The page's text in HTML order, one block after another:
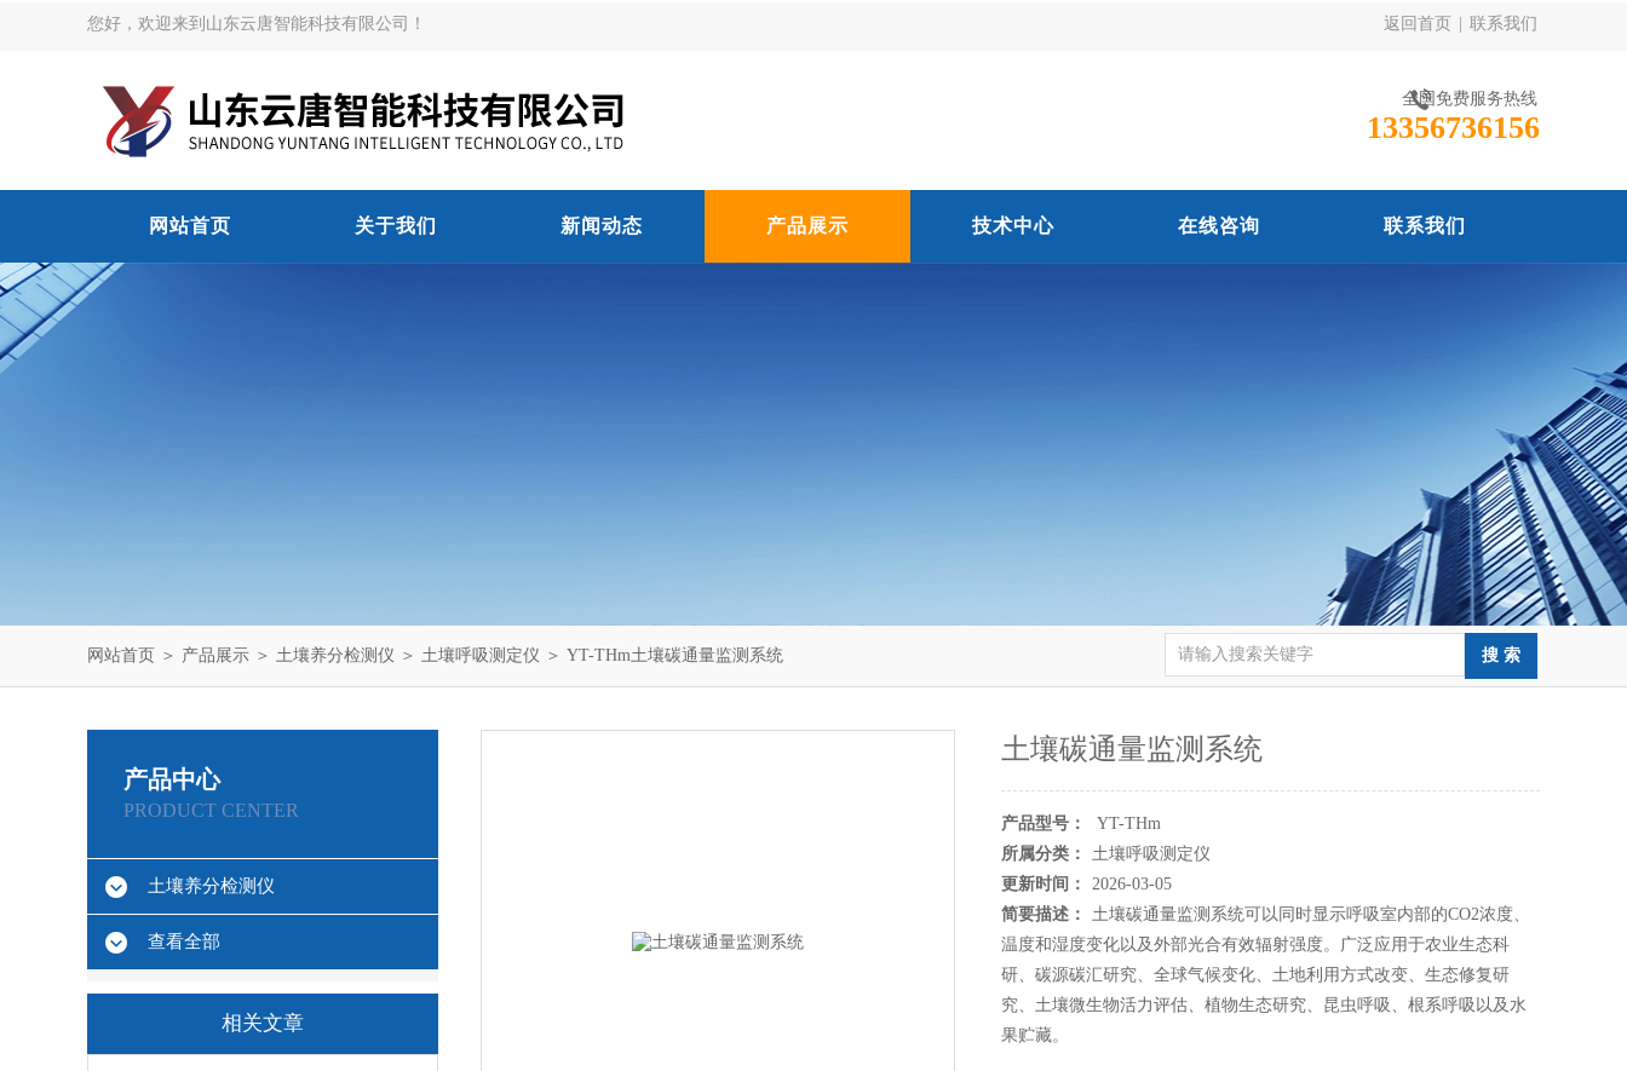
您好，欢迎来到山东云唐智能科技有限公司！ 返回首页 联系我们
全国免费服务热线
13356736156
网站首页 关于我们 新闻动态 产品展示 技术中心 在线咨询 联系我们
网站首页 ＞ 产品展示 ＞ 土壤养分检测仪 ＞ 土壤呼吸测定仪 ＞ YT-THm土壤碳通量监测系统
产品中心
PRODUCT CENTER
土壤养分检测仪
查看全部
相关文章
土壤碳通量监测系统
产品型号：
YT-THm
所属分类：
土壤呼吸测定仪
更新时间：
2026-03-05
简要描述：
土壤碳通量监测系统可以同时显示呼吸室内部的CO2浓度、
温度和湿度变化以及外部光合有效辐射强度。广泛应用于农业生态科
研、碳源碳汇研究、全球气候变化、土地利用方式改变、生态修复研
究、土壤微生物活力评估、植物生态研究、昆虫呼吸、根系呼吸以及水
果贮藏。